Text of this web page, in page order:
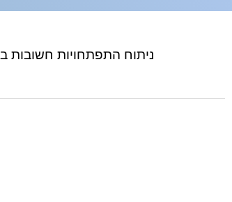
ניתוח התפתחויות חשובות במערכת הבריאות לשנת 2017,